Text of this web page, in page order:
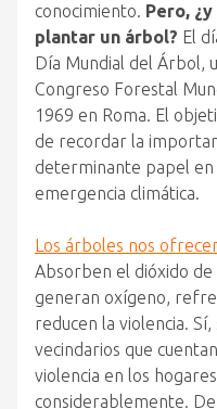
conocimiento. Pero,
plantar un árbol? El
Día Mundial del Árbol,
Congreso Forestal
1969 en Roma. El
de recordar la
determinante papel
emergencia climática.
Los árboles nos
Absorben el dióxido
generan oxígeno,
reducen la violencia.
vecindarios que
violencia en los
considerablemente.